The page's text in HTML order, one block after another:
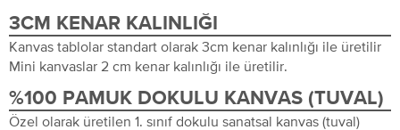
3CM KENAR KALINLIĞI
Kanvas tablolar standart olarak 3cm kenar kalınlığı ile üretilir
Mini kanvaslar 2 cm kenar kalınlığı ile üretilir.
%100 PAMUK DOKULU KANVAS (TUVAL)
Özel olarak üretilen 1. sınıf dokulu sanatsal kanvas (tuval)